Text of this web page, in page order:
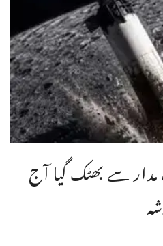
سے بھٹک گیا آج